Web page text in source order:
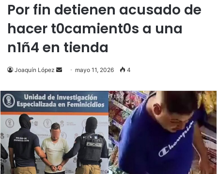
Por fin detienen acusado de
hacer t0camient0s a una
n1ñ4 en tienda
Joaquín López
Send
email
mayo 11, 2026 4